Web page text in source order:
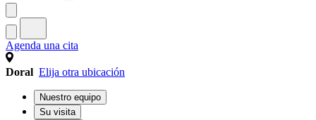
Agenda una cita
Doral Elija otra ubicación
Nuestro equipo
Su visita